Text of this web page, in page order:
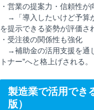
・営業の提案力・信頼性が
→「導入したいけど予算
を提示できる姿勢が評価さ
・受注後の関係性も強化
→補助金の活用支援を通
トナー”へと格上げされる。
製造業で活用でき
版）